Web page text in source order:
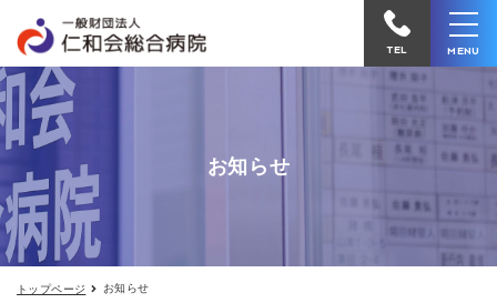
せ
病
院
電
TEL MENU
お知らせ
トップページ お知らせ